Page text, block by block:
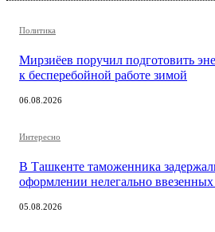
Политика
Мирзиёев поручил подготовить
к бесперебойной работе зимой
06.08.2026
Интересно
В Ташкенте таможенника
оформлении нелегально
05.08.2026